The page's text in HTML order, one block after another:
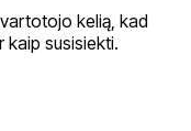
kelią, kad
kaip susisiekti.